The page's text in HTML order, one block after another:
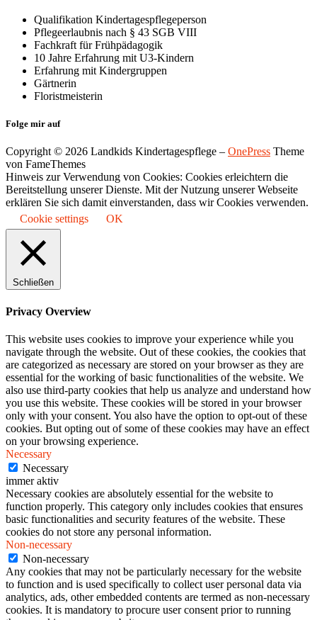
Qualifikation Kindertagespflegeperson
Pflegeerlaubnis nach § 43 SGB VIII
Fachkraft für Frühpädagogik
10 Jahre Erfahrung mit U3-Kindern
Erfahrung mit Kindergruppen
Gärtnerin
Floristmeisterin
Folge mir auf
Copyright © 2026 Landkids Kindertagespflege – OnePress Theme
von FameThemes
Hinweis zur Verwendung von Cookies: Cookies erleichtern die
Bereitstellung unserer Dienste. Mit der Nutzung unserer Webseite
erklären Sie sich damit einverstanden, dass wir Cookies verwenden.
Cookie settings
OK
Schließen
Privacy Overview
This website uses cookies to improve your experience while you
navigate through the website. Out of these cookies, the cookies that
are categorized as necessary are stored on your browser as they are
essential for the working of basic functionalities of the website. We
also use third-party cookies that help us analyze and understand how
you use this website. These cookies will be stored in your browser
only with your consent. You also have the option to opt-out of these
cookies. But opting out of some of these cookies may have an effect
on your browsing experience.
Necessary
Necessary
immer aktiv
Necessary cookies are absolutely essential for the website to
function properly. This category only includes cookies that ensures
basic functionalities and security features of the website. These
cookies do not store any personal information.
Non-necessary
Non-necessary
Any cookies that may not be particularly necessary for the website
to function and is used specifically to collect user personal data via
analytics, ads, other embedded contents are termed as non-necessary
cookies. It is mandatory to procure user consent prior to running